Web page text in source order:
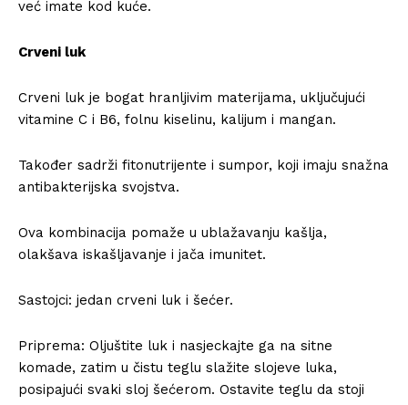
već imate kod kuće.
Crveni luk
Crveni luk je bogat hranljivim materijama, uključujući
vitamine C i B6, folnu kiselinu, kalijum i mangan.
Također sadrži fitonutrijente i sumpor, koji imaju snažna
antibakterijska svojstva.
Ova kombinacija pomaže u ublažavanju kašlja,
olakšava iskašljavanje i jača imunitet.
Sastojci: jedan crveni luk i šećer.
Priprema: Oljuštite luk i nasjeckajte ga na sitne
komade, zatim u čistu teglu slažite slojeve luka,
posipajući svaki sloj šećerom. Ostavite teglu da stoji